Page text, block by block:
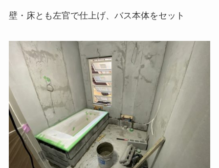
壁・床とも左官で仕上げ、バス本体をセット